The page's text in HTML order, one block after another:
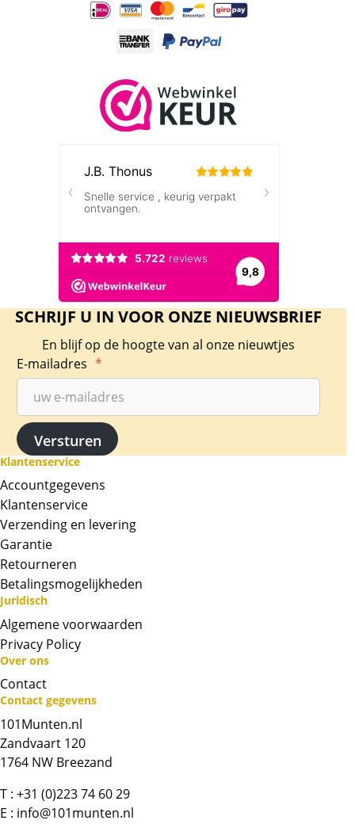
Chat met ons
Bel ons
SCHRIJF U IN VOOR ONZE NIEUWSBRIEF
En blijf op de hoogte van al onze nieuwtjes
E-mailadres *
Klantenservice
Accountgegevens
Klantenservice
Verzending en levering
Garantie
Retourneren
Betalingsmogelijkheden
Juridisch
Algemene voorwaarden
Privacy Policy
Over ons
Contact
Contact gegevens
101Munten.nl
Zandvaart 120
1764 NW Breezand
T : +31 (0)223 74 60 29
E : info@101munten.nl